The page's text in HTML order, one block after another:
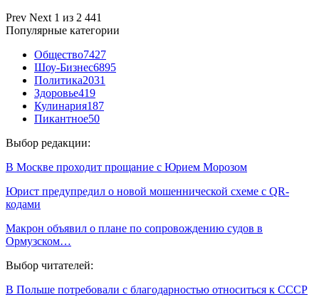
Prev Next 1 из 2 441
Популярные категории
Общество7427
Шоу-Бизнес6895
Политика2031
Здоровье419
Кулинария187
Пикантное50
Выбор редакции:
В Москве проходит прощание с Юрием Морозом
Юрист предупредил о новой мошеннической схеме с QR-
кодами
Макрон объявил о плане по сопровождению судов в
Ормузском…
Выбор читателей:
В Польше потребовали с благодарностью относиться к СССР